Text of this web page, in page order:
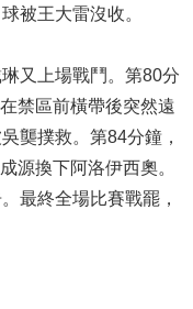
被王大雷沒收。
又上場戰鬥。第80分
禁區前橫帶後突然遠
龑撲救。第84分鐘，
源換下阿洛伊西奧。
最終全場比賽戰罷，